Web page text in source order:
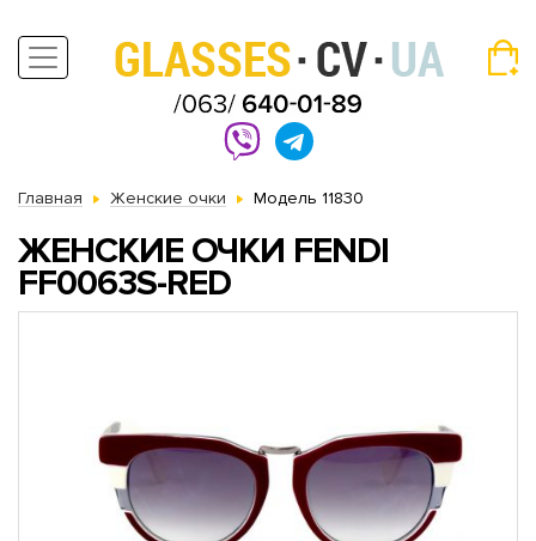
Главная Женские очки Модель 11830
ЖЕНСКИЕ ОЧКИ FENDI
FF0063S-RED